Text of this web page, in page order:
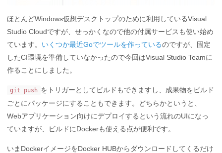
ほとんどWindows仮想デスクトップのために利用しているVisual
Studio Cloudですが、せっかくなので他の付属サービスも使い始め
ています。 いくつか最近Goでツールを作っているのですが、固定
したCI環境を準備していなかったので今回はVisual Studio Teamに
作ることにしました。
git push をトリガーとしてビルドもできますし、成果物をビルド
ごとにパッケージにすることもできます。どちらかというと、
Webアプリケーション向けにデプロイするという流れのUIになっ
ていますが、ビルドにDockerも使える点が便利です。
いまDockerイメージをDocker HUBからダウンロードしてくるだけ